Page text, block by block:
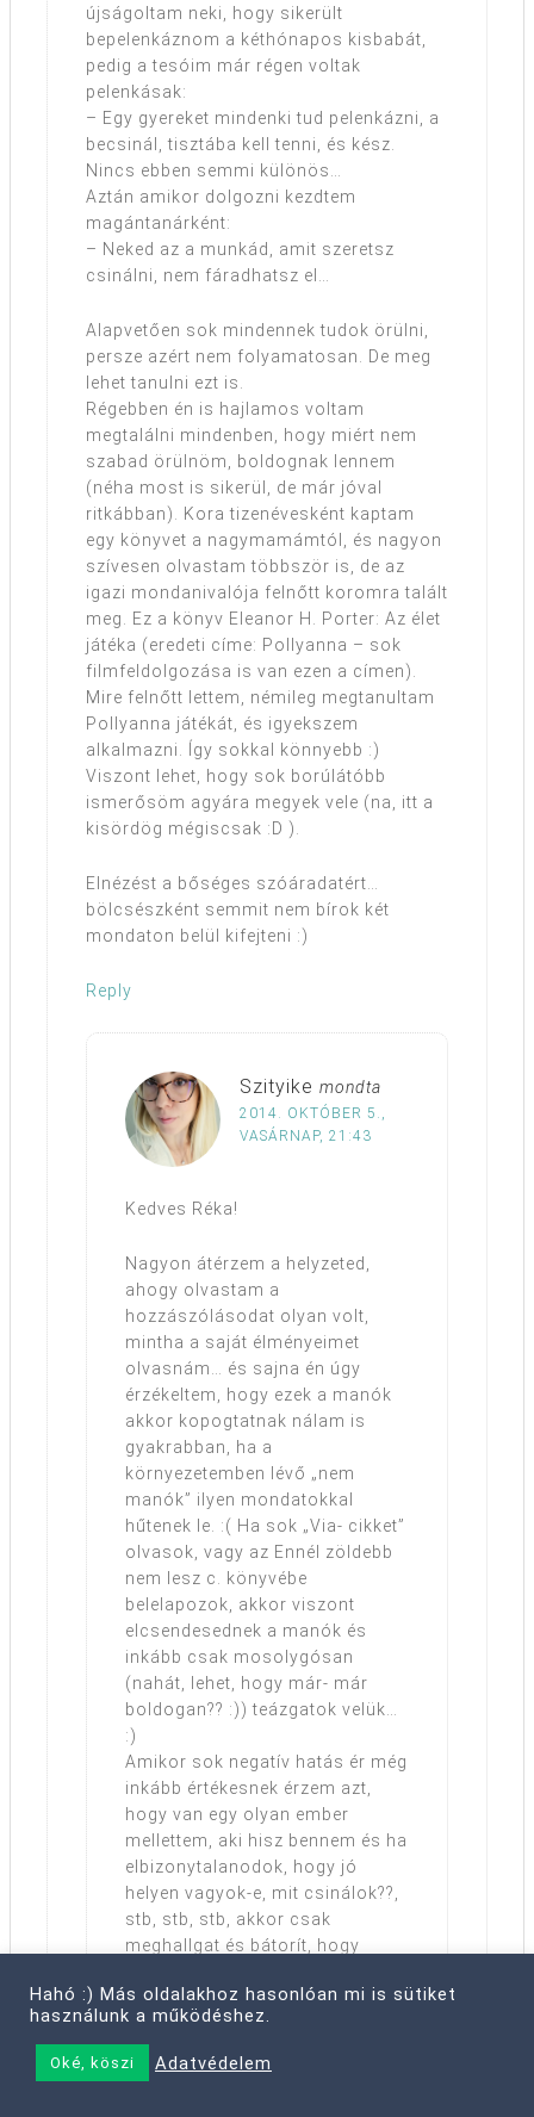
újságoltam neki, hogy sikerült
bepelenkáznom a kéthónapos kisbabát,
pedig a tesóim már régen voltak
pelenkásak:
– Egy gyereket mindenki tud pelenkázni, a
becsinál, tisztába kell tenni, és kész.
Nincs ebben semmi különös…
Aztán amikor dolgozni kezdtem
magántanárként:
– Neked az a munkád, amit szeretsz
csinálni, nem fáradhatsz el…
Alapvetően sok mindennek tudok örülni,
persze azért nem folyamatosan. De meg
lehet tanulni ezt is.
Régebben én is hajlamos voltam
megtalálni mindenben, hogy miért nem
szabad örülnöm, boldognak lennem
(néha most is sikerül, de már jóval
ritkábban). Kora tizenévesként kaptam
egy könyvet a nagymamámtól, és nagyon
szívesen olvastam többször is, de az
igazi mondanivalója felnőtt koromra talált
meg. Ez a könyv Eleanor H. Porter: Az élet
játéka (eredeti címe: Pollyanna – sok
filmfeldolgozása is van ezen a címen).
Mire felnőtt lettem, némileg megtanultam
Pollyanna játékát, és igyekszem
alkalmazni. Így sokkal könnyebb :)
Viszont lehet, hogy sok borúlátóbb
ismerősöm agyára megyek vele (na, itt a
kisördög mégiscsak :D ).
Elnézést a bőséges szóáradatért…
bölcsészként semmit nem bírok két
mondaton belül kifejteni :)
Reply
Szityike mondta
2014. OKTÓBER 5.,
VASÁRNAP, 21:43
Kedves Réka!
Nagyon átérzem a helyzeted,
ahogy olvastam a
hozzászólásodat olyan volt,
mintha a saját élményeimet
olvasnám… és sajna én úgy
érzékeltem, hogy ezek a manók
akkor kopogtatnak nálam is
gyakrabban, ha a
környezetemben lévő „nem
manók” ilyen mondatokkal
hűtenek le. :( Ha sok „Via- cikket”
olvasok, vagy az Ennél zöldebb
nem lesz c. könyvébe
belelapozok, akkor viszont
elcsendesednek a manók és
inkább csak mosolygósan
(nahát, lehet, hogy már- már
boldogan?? :)) teázgatok velük…
:)
Amikor sok negatív hatás ér még
inkább értékesnek érzem azt,
hogy van egy olyan ember
mellettem, aki hisz bennem és ha
elbizonytalanodok, hogy jó
helyen vagyok-e, mit csinálok??,
stb, stb, stb, akkor csak
meghallgat és bátorít, hogy
Utánanézek a könyvnek, amit
ajánlottál, biztosan jó. :)
Köszi!
Hahó :) Más oldalakhoz hasonlóan mi is sütiket
használunk a működéshez.
Oké, köszi Adatvédelem